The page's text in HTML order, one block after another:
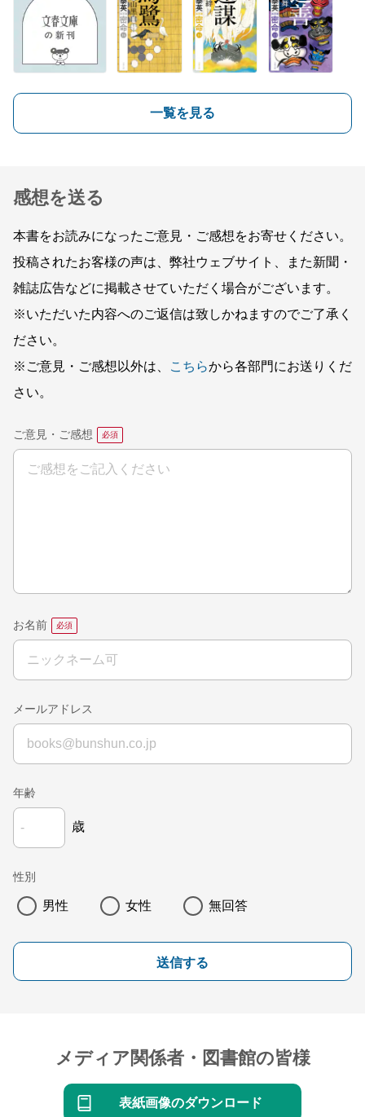
一覧を見る
感想を送る
本書をお読みになったご意見・ご感想をお寄せください。
投稿されたお客様の声は、弊社ウェブサイト、また新聞・
雑誌広告などに掲載させていただく場合がございます。
※いただいた内容へのご返信は致しかねますのでご了承く
ださい。
※ご意見・ご感想以外は、
こちらから各部門にお送りくだ
さい。
ご意見・ご感想
お名前
メールアドレス
年齢
歳
性別
男性 女性 無回答
送信する
メディア関係者・図書館の皆様
表紙画像のダウンロード